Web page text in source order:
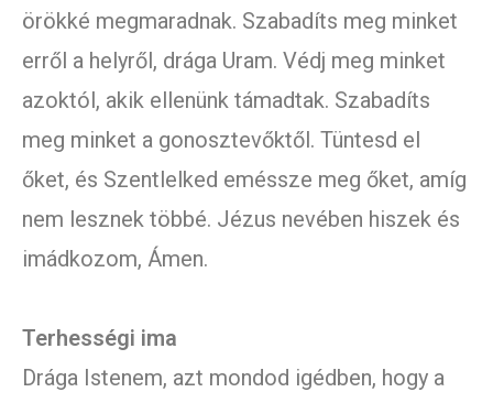
örökké megmaradnak. Szabadíts meg minket
erről a helyről, drága Uram. Védj meg minket
azoktól, akik ellenünk támadtak. Szabadíts
meg minket a gonosztevőktől. Tüntesd el
őket, és Szentlelked eméssze meg őket, amíg
nem lesznek többé. Jézus nevében hiszek és
imádkozom, Ámen.
Terhességi ima
Drága Istenem, azt mondod igédben, hogy a